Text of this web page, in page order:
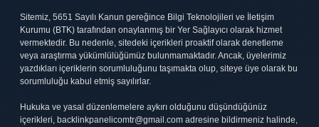
Sitemiz, 5651 Sayılı Kanun gereğince Bilgi Teknolojileri ve İletişim
Kurumu (BTK) tarafından onaylanmış bir Yer Sağlayıcı olarak hizmet
vermektedir. Bu nedenle, sitedeki içerikleri proaktif olarak denetleme
veya araştırma yükümlülüğümüz bulunmamaktadır. Ancak, üyelerimiz
yazdıkları içeriklerin sorumluluğunu taşımakta olup, siteye üye olarak bu
sorumluluğu kabul etmiş sayılırlar.
Hukuka ve yasal düzenlemelere aykırı olduğunu düşündüğünüz
içerikleri, backlinkpanelicomtr@gmail.com adresine bildirmeniz halinde,